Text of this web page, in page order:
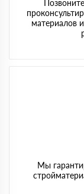
материалов
Мы